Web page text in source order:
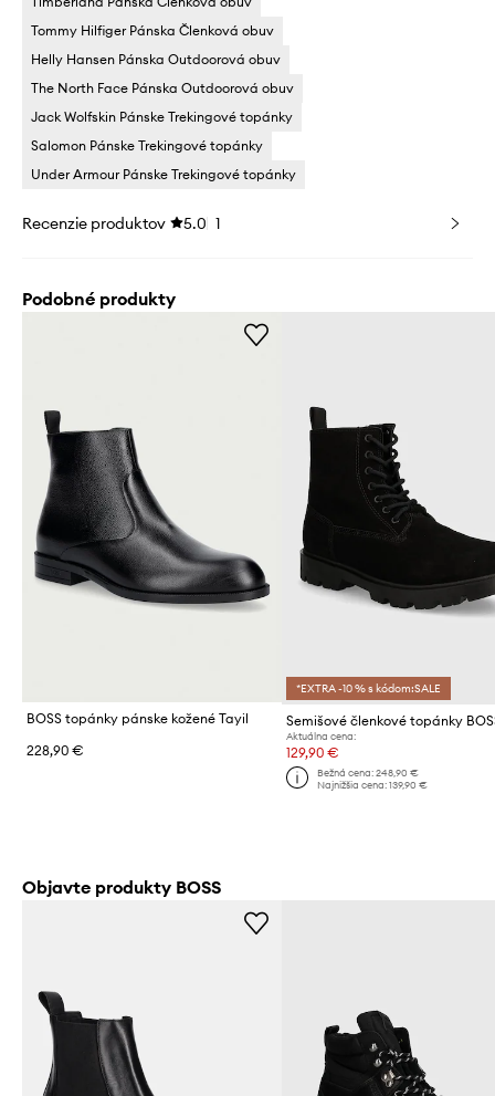
Tommy Hilfiger Pánska Členková obuv
Helly Hansen Pánska Outdoorová obuv
The North Face Pánska Outdoorová obuv
Jack Wolfskin Pánske Trekingové topánky
Salomon Pánske Trekingové topánky
Under Armour Pánske Trekingové topánky
Recenzie produktov 5.0 1
Podobné produkty
BOSS topánky pánske kožené Tayil
228,90 €
*EXTRA -10 % s kódom:SALE
Aktuálna cena:
129,90 €
Bežná cena: 248,90 €
Najnižšia cena: 139,90 €
Objavte produkty BOSS